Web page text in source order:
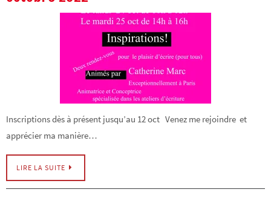
Inscriptions dès à présent jusqu’au 12 oct Venez me rejoindre et
apprécier ma manière…
LIRE LA SUITE